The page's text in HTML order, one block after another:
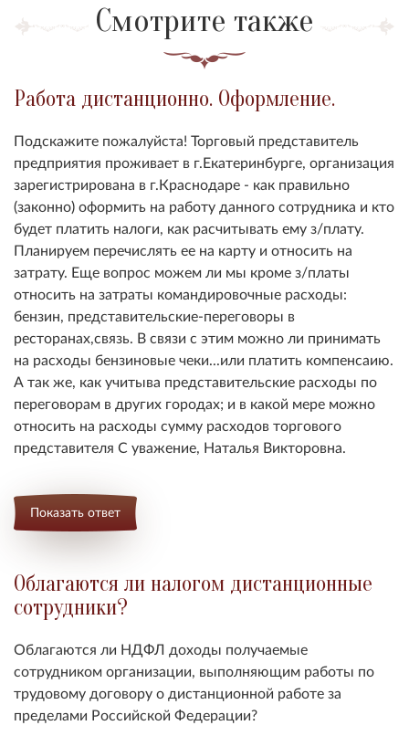
Смотрите также
Работа дистанционно. Оформление.
Подскажите пожалуйста! Торговый представитель
предприятия проживает в г.Екатеринбурге, организация
зарегистрирована в г.Краснодаре - как правильно
(законно) оформить на работу данного сотрудника и кто
будет платить налоги, как расчитывать ему з/плату.
Планируем перечислять ее на карту и относить на
затрату. Еще вопрос можем ли мы кроме з/платы
относить на затраты командировочные расходы:
бензин, представительские-переговоры в
ресторанах,связь. В связи с этим можно ли принимать
на расходы бензиновые чеки...или платить компенсаию.
А так же, как учитыва представительские расходы по
переговорам в других городах; и в какой мере можно
относить на расходы сумму расходов торгового
представителя С уважение, Наталья Викторовна.
Показать ответ
Облагаются ли налогом дистанционные
сотрудники?
Облагаются ли НДФЛ доходы получаемые
сотрудником организации, выполняющим работы по
трудовому договору о дистанционной работе за
пределами Российской Федерации?